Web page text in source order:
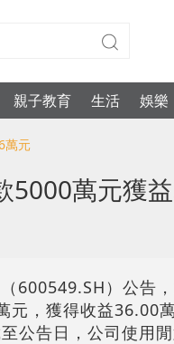
親子教育 生活 娛樂
萬元
5000萬元獲
600549.SH）公告
元，獲得收益36.00
公告日，公司使用